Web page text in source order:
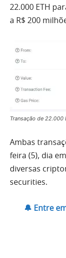
22.000 ETH
a R$ 200
Transação de 22.000
Ambas
feira (5), dia
diversas
securities.
🔔 Entre